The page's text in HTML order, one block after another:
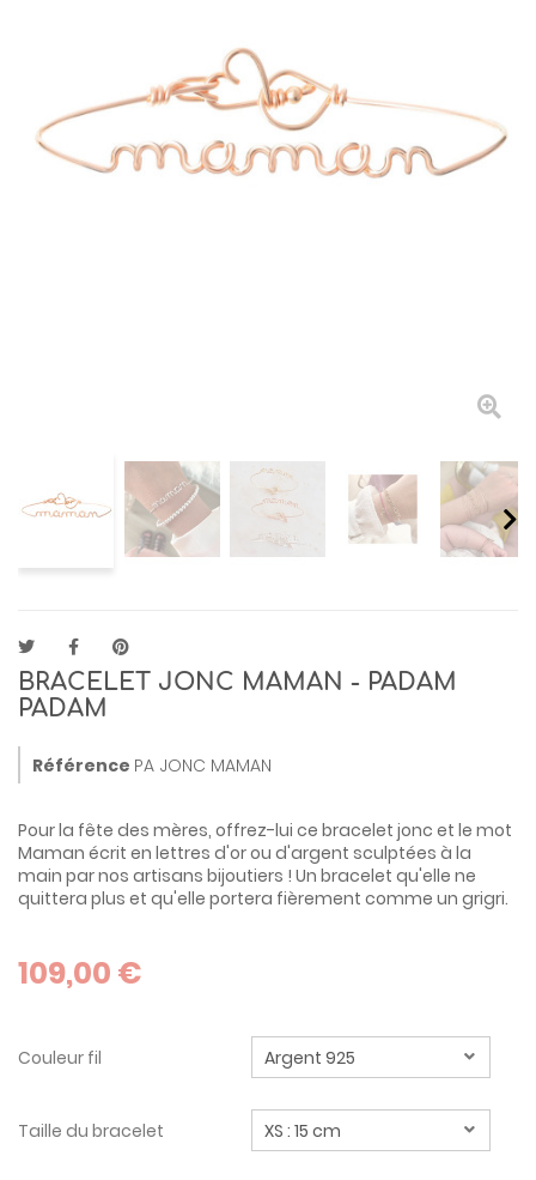
BRACELET JONC MAMAN - PADAM
PADAM
Référence PA JONC MAMAN
Pour la fête des mères, offrez-lui ce bracelet jonc et le mot
Maman écrit en lettres d'or ou d'argent sculptées à la
main par nos artisans bijoutiers ! Un bracelet qu'elle ne
quittera plus et qu'elle portera fièrement comme un grigri.
109,00 €
Couleur fil
Taille du bracelet